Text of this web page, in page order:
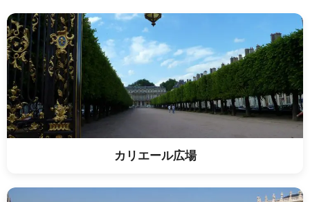
カリエール広場